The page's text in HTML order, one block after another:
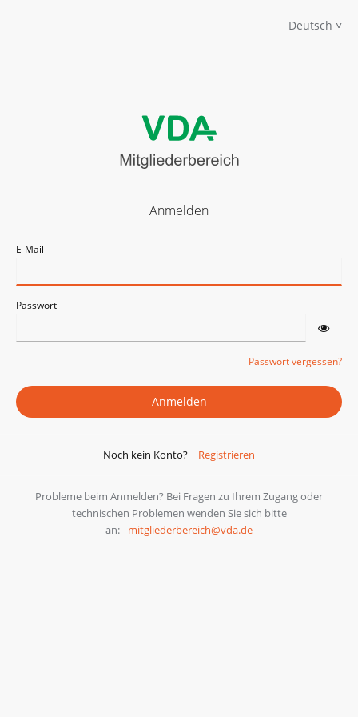
Deutsch
Anmelden
E-Mail
Passwort
Passwort vergessen?
Noch kein Konto? Registrieren
Probleme beim Anmelden? Bei Fragen zu Ihrem Zugang oder
technischen Problemen wenden Sie sich bitte
an:
mitgliederbereich@vda.de